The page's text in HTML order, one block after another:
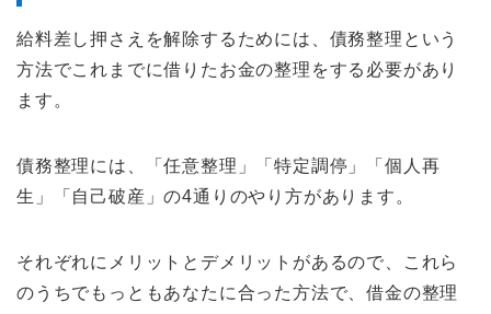
給料差し押さえを解除するためには、債務整理という
方法でこれまでに借りたお金の整理をする必要があり
ます。
債務整理には、「任意整理」「特定調停」「個人再
生」「自己破産」の4通りのやり方があります。
それぞれにメリットとデメリットがあるので、これら
のうちでもっともあなたに合った方法で、借金の整理